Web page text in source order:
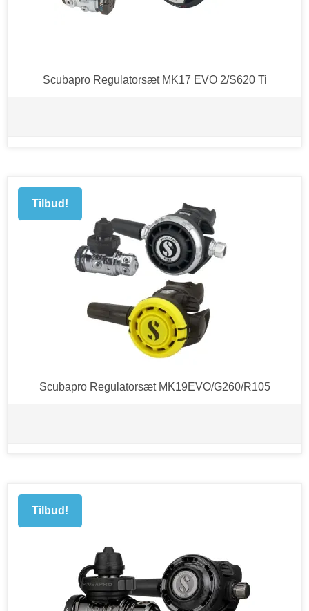
Scubapro Regulatorsæt MK17 EVO 2/S620 Ti
Tilbud!
Scubapro Regulatorsæt MK19EVO/G260/R105
Tilbud!